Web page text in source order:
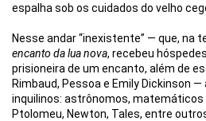
espalha sob os cuidados do velho
Nesse andar “inexistente” — que, na
encanto da lua nova, recebeu
prisioneira de um encanto, além de
Rimbaud, Pessoa e Emily Dickinson
inquilinos: astrônomos, matemáticos
Ptolomeu, Newton, Tales, entre